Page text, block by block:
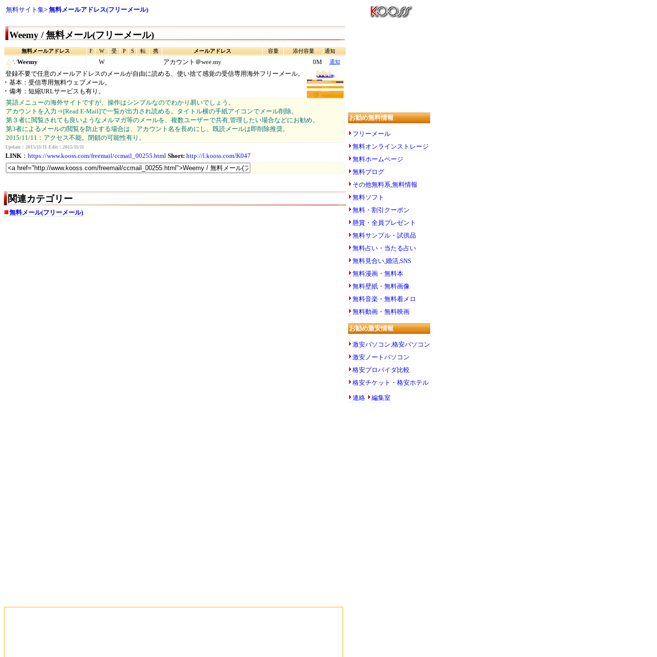
無料サイト集> 無料メールアドレス(フリーメール)
Weemy / 無料メール(フリーメール)
無料メールアドレス F W 受 P S 転 携 メールアドレス 容量 添付容量 通知
△∵Weemy W アカウント＠wee.my 0M 通知
登録不要で任意のメールアドレスのメールが自由に読める、使い捨て感覚の受信専用海外フリーメール。
基本：受信専用無料ウェブメール。
備考：短縮URLサービスも有り。
英語メニューの海外サイトですが、操作はシンプルなのでわかり易いでしょう。
アカウントを入力⇒[Read E-Mail]で一覧が出力され読める。タイトル横の手紙アイコンでメール削除。
第３者に閲覧されても良いようなメルマガ等のメールを、複数ユーザーで共有,管理したい場合などにお勧め。
第3者によるメールの閲覧を防止する場合は、アカウント名を長めにし、既読メールは即削除推奨。
2015/11/11：アクセス不能。閉鎖の可能性有り。
Update：2015/11/11 Edit：2015/11/11
LINK ： https://www.kooss.com/freemail/ccmail_00255.html Short: http://l.kooss.com/K047
関連カテゴリー
無料メール(フリーメール)
お勧め無料情報
フリーメール
無料オンラインストレージ
無料ホームページ
無料ブログ
その他無料系,無料情報
無料ソフト
無料・割引クーポン
懸賞・全員プレゼント
無料サンプル・試供品
無料占い・当たる占い
無料見合い,婚活,SNS
無料漫画・無料本
無料壁紙・無料画像
無料音楽・無料着メロ
無料動画・無料映画
お勧め激安情報
激安パソコン,格安パソコン
激安ノートパソコン
格安プロバイダ比較
格安チケット・格安ホテル
連絡 編集室